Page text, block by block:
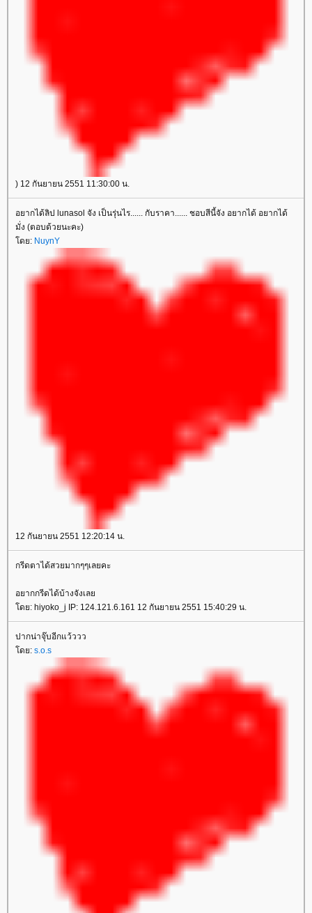
) 12 กันยายน 2551 11:30:00 น.
อยากได้ลิป lunasol จัง เป็นรุ่นไร...... กับราคา...... ชอบสีนี้จัง อยากได้ อยากได้
มั่ง (ตอบด้วยนะคะ)
ดย: NuynY
12 กันยายน 2551 12:20:14 น.
กรีดตาได้สวยมากๆๆเลยคะ
อยากกรีดได้บ้างจังเล
ดย: hiyoko_j IP: 124.121.6.161 12 กันยายน 2551 15:40:29 น.
ปากน่าจุ๊บอีกแว้ววว
ดย: s.o.s